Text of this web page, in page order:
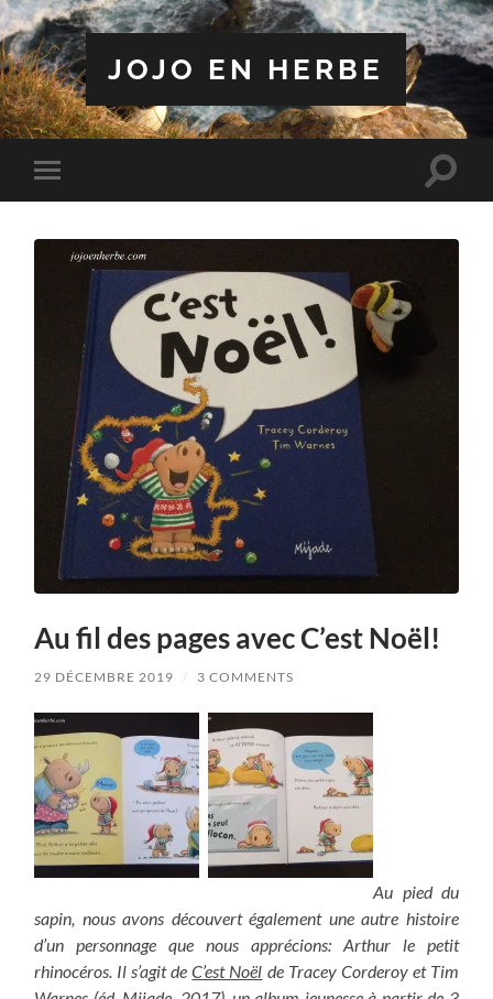
JOJO EN HERBE
Toggle
mobile
Toggle
Au fil des pages avec C’est Noël!
29 DÉCEMBRE 2019 / 3 COMMENTS
Au pied du
sapin, nous avons découvert également une autre histoire
d’un personnage que nous apprécions: Arthur le petit
rhinocéros. Il s’agit deC’est Noël de Tracey Corderoy et Tim